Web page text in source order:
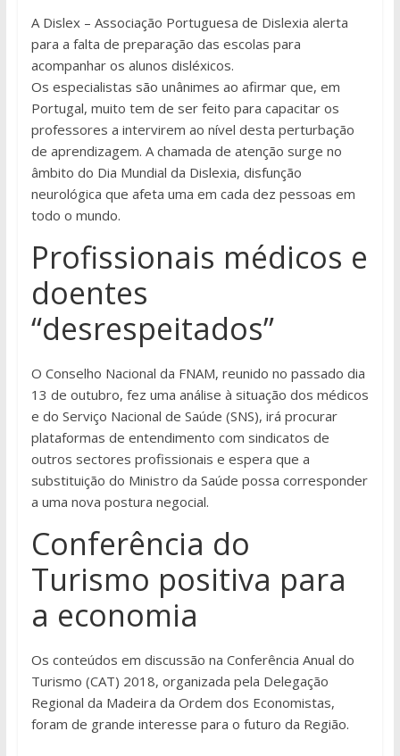
A Dislex – Associação Portuguesa de Dislexia alerta
para a falta de preparação das escolas para
acompanhar os alunos disléxicos.
Os especialistas são unânimes ao afirmar que, em
Portugal, muito tem de ser feito para capacitar os
professores a intervirem ao nível desta perturbação
de aprendizagem. A chamada de atenção surge no
âmbito do Dia Mundial da Dislexia, disfunção
neurológica que afeta uma em cada dez pessoas em
todo o mundo.
Profissionais médicos e
doentes
“desrespeitados”
O Conselho Nacional da FNAM, reunido no passado dia
13 de outubro, fez uma análise à situação dos médicos
e do Serviço Nacional de Saúde (SNS), irá procurar
plataformas de entendimento com sindicatos de
outros sectores profissionais e espera que a
substituição do Ministro da Saúde possa corresponder
a uma nova postura negocial.
Conferência do
Turismo positiva para
a economia
Os conteúdos em discussão na Conferência Anual do
Turismo (CAT) 2018, organizada pela Delegação
Regional da Madeira da Ordem dos Economistas,
foram de grande interesse para o futuro da Região.